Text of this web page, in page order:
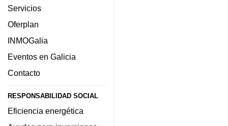
Servicios
Oferplan
INMOGalia
Eventos en Galicia
Contacto
RESPONSABILIDAD SOCIAL
Eficiencia energética